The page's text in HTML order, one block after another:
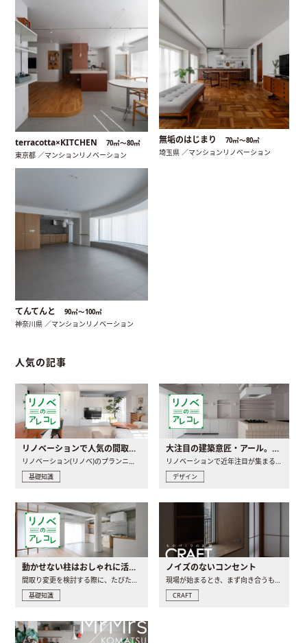
terracotta×KITCHEN 70㎡〜80㎡
東京都 ／マンションリノベーション
無垢のはじまり 70㎡〜80㎡
埼玉県 ／マンションリノベーション
てんてんと 90㎡〜100㎡
神奈川県 ／マンションリノベーション
人気の記事
リノベーションで人気の間取りとは？トレンドの間取りと実例を徹底解説
リノベーション(リノベ)のプランニングで一番最初に決めるのは..
基礎知識
大注目の建築意匠・アール。人気の理由と空間に取り入れるポイント
リノベーションで近年注目が集まる建築意匠の一つであるアール..
デザイン
動かせない柱はおしゃれに活用！柱を魅せるリノベーション(リノベ)4選
間取り変更を検討する際に、たびたび皆さんの頭を悩ませる動か..
基礎知識
ノイズのないコンセント
現場が始まるとき、まず向き合うものの一つがコンセントです..
CRAFT